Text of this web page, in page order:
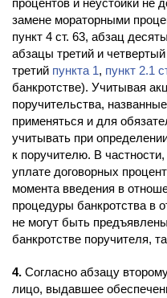
процентов и неустойки не
замене мораторными
пункт 4 ст. 63, абзац
абзацы третий и
третий пункта 1, пункт 2.1
банкротстве). Учитывая
поручительства,
применяться и для
учитывать при
к поручителю. В
уплате договорных
момента введения в
процедуры банкротства в
не могут быть
банкротстве поручителя,
4. Согласно абзацу
лицо, выдавшее